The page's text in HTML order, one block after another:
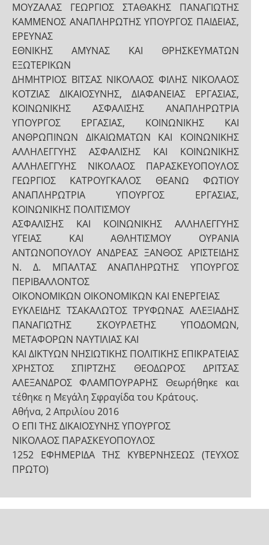
ΜΟΥΖΑΛΑΣ ΓΕΩΡΓΙΟΣ ΣΤΑΘΑΚΗΣ ΠΑΝΑΓΙΩΤΗΣ
ΚΑΜΜΕΝΟΣ ΑΝΑΠΛΗΡΩΤΗΣ ΥΠΟΥΡΓΟΣ ΠΑΙΔΕΙΑΣ,
ΕΡΕΥΝΑΣ
ΕΘΝΙΚΗΣ ΑΜΥΝΑΣ ΚΑΙ ΘΡΗΣΚΕΥΜΑΤΩΝ
ΕΞΩΤΕΡΙΚΩΝ
ΔΗΜΗΤΡΙΟΣ ΒΙΤΣΑΣ ΝΙΚΟΛΑΟΣ ΦΙΛΗΣ ΝΙΚΟΛΑΟΣ
ΚΟΤΖΙΑΣ ΔΙΚΑΙΟΣΥΝΗΣ, ΔΙΑΦΑΝΕΙΑΣ ΕΡΓΑΣΙΑΣ,
ΚΟΙΝΩΝΙΚΗΣ ΑΣΦΑΛΙΣΗΣ ΑΝΑΠΛΗΡΩΤΡΙΑ
ΥΠΟΥΡΓΟΣ ΕΡΓΑΣΙΑΣ, ΚΟΙΝΩΝΙΚΗΣ ΚΑΙ
ΑΝΘΡΩΠΙΝΩΝ ΔΙΚΑΙΩΜΑΤΩΝ ΚΑΙ ΚΟΙΝΩΝΙΚΗΣ
ΑΛΛΗΛΕΓΓΥΗΣ ΑΣΦΑΛΙΣΗΣ ΚΑΙ ΚΟΙΝΩΝΙΚΗΣ
ΑΛΛΗΛΕΓΓΥΗΣ ΝΙΚΟΛΑΟΣ ΠΑΡΑΣΚΕΥΟΠΟΥΛΟΣ
ΓΕΩΡΓΙΟΣ ΚΑΤΡΟΥΓΚΑΛΟΣ ΘΕΑΝΩ ΦΩΤΙΟΥ
ΑΝΑΠΛΗΡΩΤΡΙΑ ΥΠΟΥΡΓΟΣ ΕΡΓΑΣΙΑΣ,
ΚΟΙΝΩΝΙΚΗΣ ΠΟΛΙΤΙΣΜΟΥ
ΑΣΦΑΛΙΣΗΣ ΚΑΙ ΚΟΙΝΩΝΙΚΗΣ ΑΛΛΗΛΕΓΓΥΗΣ
ΥΓΕΙΑΣ ΚΑΙ ΑΘΛΗΤΙΣΜΟΥ ΟΥΡΑΝΙΑ
ΑΝΤΩΝΟΠΟΥΛΟΥ ΑΝΔΡΕΑΣ ΞΑΝΘΟΣ ΑΡΙΣΤΕΙΔΗΣ
Ν. Δ. ΜΠΑΛΤΑΣ ΑΝΑΠΛΗΡΩΤΗΣ ΥΠΟΥΡΓΟΣ
ΠΕΡΙΒΑΛΛΟΝΤΟΣ
ΟΙΚΟΝΟΜΙΚΩΝ ΟΙΚΟΝΟΜΙΚΩΝ ΚΑΙ ΕΝΕΡΓΕΙΑΣ
ΕΥΚΛΕΙΔΗΣ ΤΣΑΚΑΛΩΤΟΣ ΤΡΥΦΩΝΑΣ ΑΛΕΞΙΑΔΗΣ
ΠΑΝΑΓΙΩΤΗΣ ΣΚΟΥΡΛΕΤΗΣ ΥΠΟΔΟΜΩΝ,
ΜΕΤΑΦΟΡΩΝ ΝΑΥΤΙΛΙΑΣ ΚΑΙ
ΚΑΙ ΔΙΚΤΥΩΝ ΝΗΣΙΩΤΙΚΗΣ ΠΟΛΙΤΙΚΗΣ ΕΠΙΚΡΑΤΕΙΑΣ
ΧΡΗΣΤΟΣ ΣΠΙΡΤΖΗΣ ΘΕΟΔΩΡΟΣ ΔΡΙΤΣΑΣ
ΑΛΕΞΑΝΔΡΟΣ ΦΛΑΜΠΟΥΡΑΡΗΣ Θεωρήθηκε και
τέθηκε η Μεγάλη Σφραγίδα του Κράτους.
Αθήνα, 2 Απριλίου 2016
Ο ΕΠΙ ΤΗΣ ΔΙΚΑΙΟΣΥΝΗΣ ΥΠΟΥΡΓΟΣ
ΝΙΚΟΛΑΟΣ ΠΑΡΑΣΚΕΥΟΠΟΥΛΟΣ
1252 ΕΦΗΜΕΡΙΔΑ ΤΗΣ ΚΥΒΕΡΝΗΣΕΩΣ (ΤΕΥΧΟΣ
ΠΡΩΤΟ)